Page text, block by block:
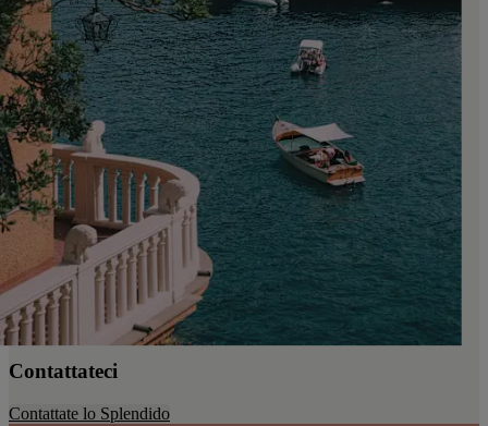
Contattateci
Contattate lo Splendido